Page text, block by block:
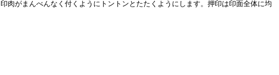
がまんべんなく付くようにトントンとたたくようにします。押印は印面全体に均